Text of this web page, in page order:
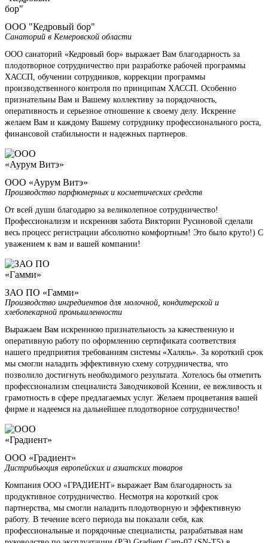
ООО "Кедровый бор"
Санаторий в Кемеровской области
ООО санаторий «Кедровый бор» выражает Вам благодарность за
плодотворное сотрудничество при разработке рабочей программы
ХАССП, обучении сотрудников, коррекции программы
производственного контроля по принципам ХАССП. Особенно
признательны Вам и Вашему коллективу за порядочность,
оперативность и серьезное отношение к своему делу. Искренне
желаем Вам и каждому Вашему сотруднику профессионального роста,
финансовой стабильности и надежных партнеров.
ООО «Аурум Витэ»
Производство парфюмерных и косметических средств
От всей души благодарю за великолепное сотрудничество!
Профессионализм и искренняя забота Виктории Русиновой сделали
весь процесс регистрации абсолютно комфортным! Это было круто!) С
уважением к вам и вашей компании!
ЗАО ПО «Гамми»
Производство ингредиентов для молочной, кондитерской и
хлебопекарной промышленности
Выражаем Вам искреннюю признательность за качественную и
оперативную работу по оформлению сертификата соответствия
нашего предприятия требованиям системы «Халяль». За короткий срок
мы смогли наладить эффективную схему сотрудничества, что
позволило достигнуть необходимого результата. Хотелось бы отметить
профессионализм специалиста Заводчиковой Ксении, ее вежливость и
грамотность в сфере предлагаемых услуг. Желаем процветания вашей
фирме и надеемся на дальнейшее плодотворное сотрудничество!
ООО «Градиент»
Дистрибьюция европейских и азиатских товаров
Компания ООО «ГРАДИЕНТ» выражает Вам благодарность за
продуктивное сотрудничество. Несмотря на короткий срок
партнерства, мы смогли наладить плодотворную и эффективную
работу. В течение всего периода вы показали себя, как
профессиональные и порядочные специалисты, разрабатывая нам